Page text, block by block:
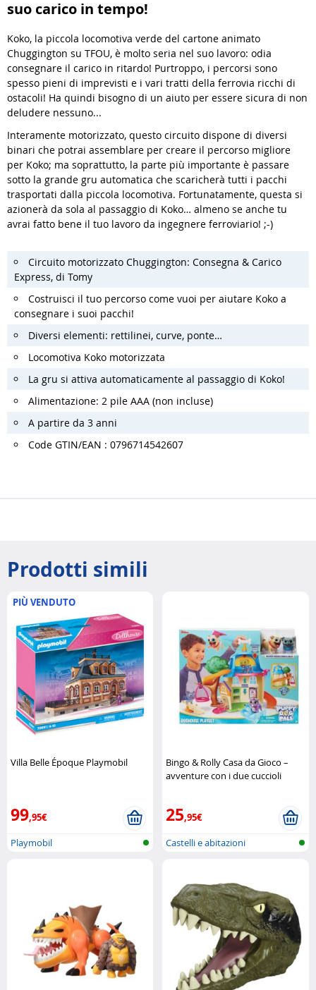
suo carico in tempo!
Koko, la piccola locomotiva verde del cartone animato
Chuggington su TFOU, è molto seria nel suo lavoro: odia
consegnare il carico in ritardo! Purtroppo, i percorsi sono
spesso pieni di imprevisti e i vari tratti della ferrovia ricchi di
ostacoli! Ha quindi bisogno di un aiuto per essere sicura di non
deludere nessuno...
Interamente motorizzato, questo circuito dispone di diversi
binari che potrai assemblare per creare il percorso migliore
per Koko; ma soprattutto, la parte più importante è passare
sotto la grande gru automatica che scaricherà tutti i pacchi
trasportati dalla piccola locomotiva. Fortunatamente, questa si
azionerà da sola al passaggio di Koko… almeno se anche tu
avrai fatto bene il tuo lavoro da ingegnere ferroviario! ;-)
Circuito motorizzato Chuggington: Consegna & Carico
Express, di Tomy
Costruisci il tuo percorso come vuoi per aiutare Koko a
consegnare i suoi pacchi!
Diversi elementi: rettilinei, curve, ponte…
Locomotiva Koko motorizzata
La gru si attiva automaticamente al passaggio di Koko!
Alimentazione: 2 pile AAA (non incluse)
A partire da 3 anni
Code GTIN/EAN : 0796714542607
Prodotti simili
PIÙ VENDUTO
Villa Belle Époque Playmobil
99,95€
Playmobil
Bingo & Rolly Casa da Gioco –
avventure con i due cuccioli
25,95€
Castelli e abitazioni